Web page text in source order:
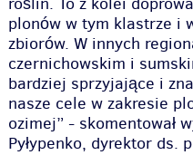
plonów w tym klastrze i
zbiorów. W innych
czernichowskim i
bardziej sprzyjające i
nasze cele w zakresie
ozimej” - skomentował
Pyłypenko, dyrektor ds.